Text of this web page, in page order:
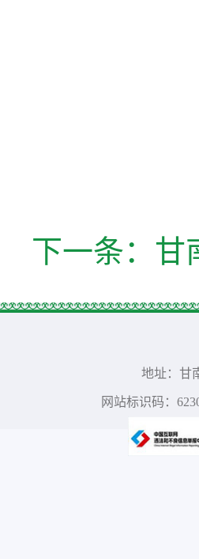
下一条： 甘
地址：甘
网站标识码：